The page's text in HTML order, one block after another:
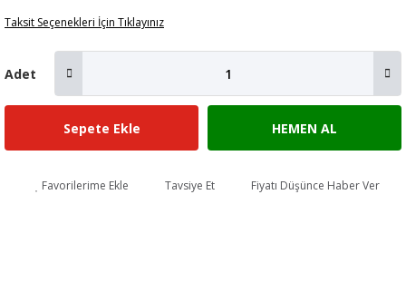
Taksit Seçenekleri İçin Tıklayınız
Adet
Sepete Ekle HEMEN AL
Favorilerime Ekle Tavsiye Et Fiyatı Düşünce Haber Ver